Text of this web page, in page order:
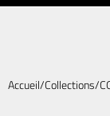
Accueil/Collections/